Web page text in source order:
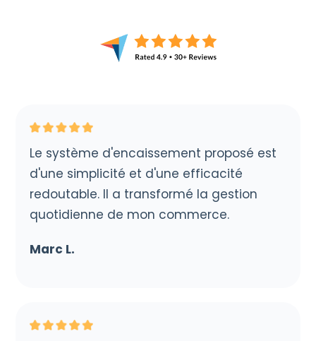
Le système d'encaissement proposé est
d'une simplicité et d'une efficacité
redoutable. Il a transformé la gestion
quotidienne de mon commerce.
Marc L.